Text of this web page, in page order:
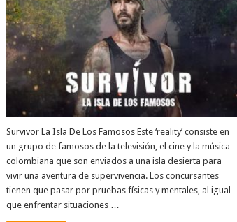
Survivor La Isla De Los Famosos Este ‘reality’ consiste en
un grupo de famosos de la televisión, el cine y la música
colombiana que son enviados a una isla desierta para
vivir una aventura de supervivencia. Los concursantes
tienen que pasar por pruebas físicas y mentales, al igual
que enfrentar situaciones …